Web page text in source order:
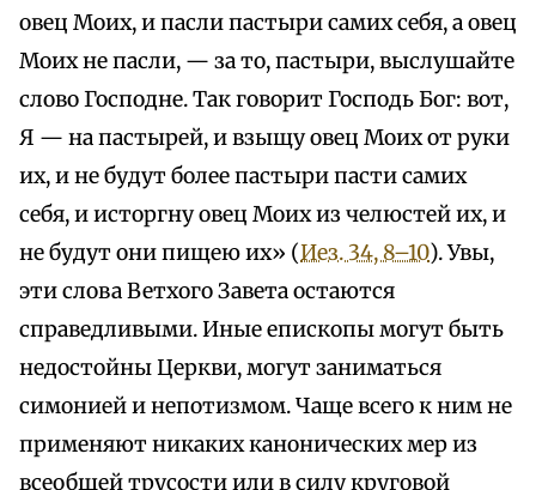
овец Моих, и пасли пастыри самих себя, а овец
Моих не пасли, — за то, пастыри, выслушайте
слово Господне. Так говорит Господь Бог: вот,
Я — на пастырей, и взыщу овец Моих от руки
их, и не будут более пастыри пасти самих
себя, и исторгну овец Моих из челюстей их, и
не будут они пищею их» (Иез. 34, 8–10). Увы,
эти слова Ветхого Завета остаются
справедливыми. Иные епископы могут быть
недостойны Церкви, могут заниматься
симонией и непотизмом. Чаще всего к ним не
применяют никаких канонических мер из
всеобщей трусости или в силу круговой